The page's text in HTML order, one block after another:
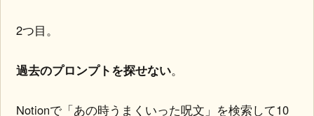
2つ目。
過去のプロンプトを探せない。
Notionで「あの時うまくいった呪文」を検索して10